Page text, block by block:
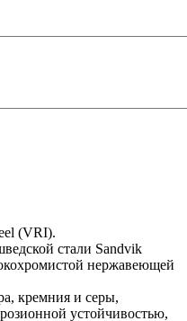
(VRI).
стали Sandvik
нержавеющей
кремния и серы,
устойчивостью,